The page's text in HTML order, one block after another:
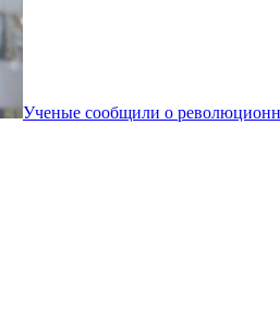
Ученые сообщили о